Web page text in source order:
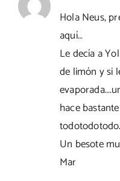
Hola Neus,
aquí…
Le decía a
de limón y si
hace
todotodotodo.
Un besote
Mar